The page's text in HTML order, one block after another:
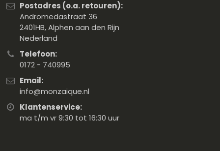
Postadres (o.a. retouren):
Andromedastraat 36
2401HB, Alphen aan den Rijn
Nederland
Telefoon:
0172 - 740995
Email:
info@monzaique.nl
Klantenservice:
ma t/m vr 9:30 tot 16:30 uur